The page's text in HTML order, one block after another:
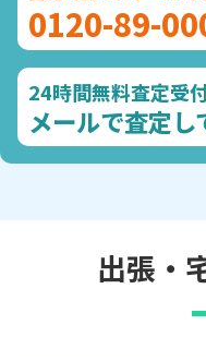
0120-89-
24時間無料査定受
メールで査定し
出張・